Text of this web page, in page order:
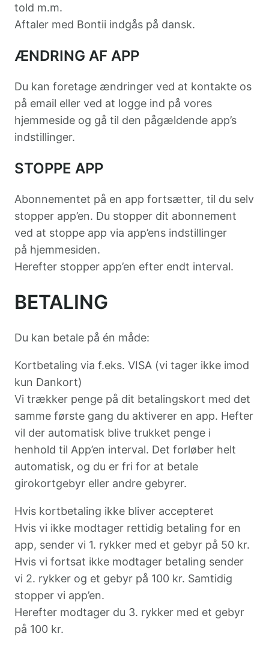
told m.m.
Aftaler med Bontii indgås på dansk.
ÆNDRING AF APP
Du kan foretage ændringer ved at kontakte os
på email eller ved at logge ind på vores
hjemmeside og gå til den pågældende app’s
indstillinger.
STOPPE APP
Abonnementet på en app fortsætter, til du selv
stopper app’en. Du stopper dit abonnement
ved at stoppe app via app’ens indstillinger
på hjemmesiden.
Herefter stopper app’en efter endt interval.
BETALING
Du kan betale på én måde:
Kortbetaling via f.eks. VISA (vi tager ikke imod
kun Dankort)
Vi trækker penge på dit betalingskort med det
samme første gang du aktiverer en app. Hefter
vil der automatisk blive trukket penge i
henhold til App’en interval. Det forløber helt
automatisk, og du er fri for at betale
girokortgebyr eller andre gebyrer.
Hvis kortbetaling ikke bliver accepteret
Hvis vi ikke modtager rettidig betaling for en
app, sender vi 1. rykker med et gebyr på 50 kr.
Hvis vi fortsat ikke modtager betaling sender
vi 2. rykker og et gebyr på 100 kr. Samtidig
stopper vi app’en.
Herefter modtager du 3. rykker med et gebyr
på 100 kr.